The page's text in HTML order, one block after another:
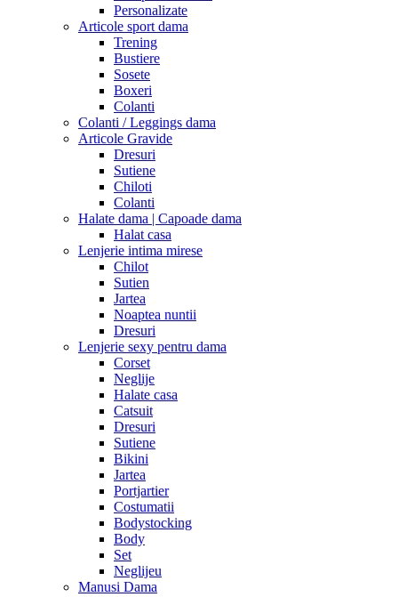
Personalizate
Articole sport dama
Trening
Bustiere
Sosete
Boxeri
Colanti
Colanti / Leggings dama
Articole Gravide
Dresuri
Sutiene
Chiloti
Colanti
Halate dama | Capoade dama
Halat casa
Lenjerie intima mirese
Chilot
Sutien
Jartea
Noaptea nuntii
Dresuri
Lenjerie sexy pentru dama
Corset
Neglije
Halate casa
Catsuit
Dresuri
Sutiene
Bikini
Jartea
Portjartier
Costumatii
Bodystocking
Body
Set
Neglijeu
Manusi Dama